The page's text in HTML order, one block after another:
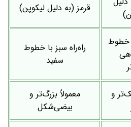
قرمز (به دلیل لیکوپن)
خطوط
راه‌راه سبز با خطوط
سفید
و
معمولاً بزرگ‌تر و
بیضی‌شکل